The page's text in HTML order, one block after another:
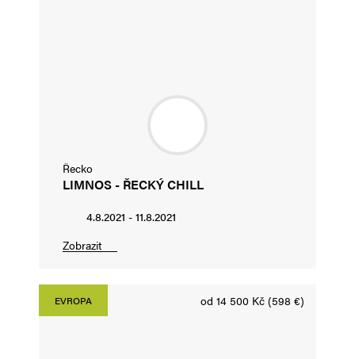
Řecko
LIMNOS - ŘECKÝ CHILL
4.8.2021 - 11.8.2021
Zobrazit
EVROPA od 14 500 Kč (598 €)